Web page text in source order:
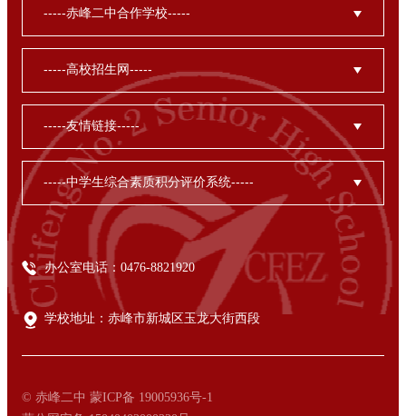
办公室电话：0476-8821920
学校地址：赤峰市新城区玉龙大街西段
© 赤峰二中 蒙ICP备 19005936号-1